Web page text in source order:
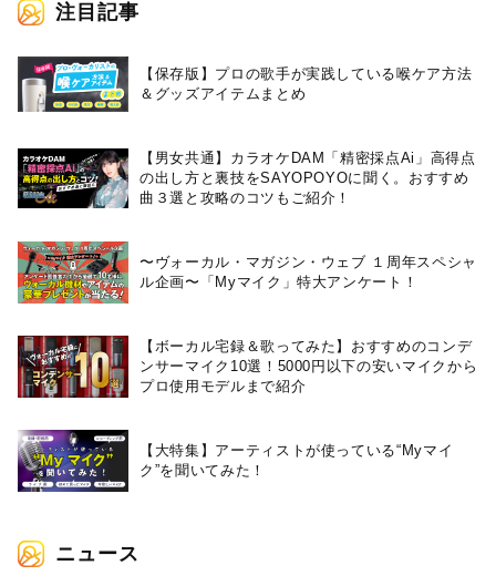
注目記事
【保存版】プロの歌手が実践している喉ケア⽅法
＆グッズアイテムまとめ
【男女共通】カラオケDAM「精密採点Ai」高得点
の出し方と裏技をSAYOPOYOに聞く。おすすめ
曲３選と攻略のコツもご紹介！
〜ヴォーカル・マガジン・ウェブ １周年スペシャ
ル企画〜「Myマイク」特大アンケート！
【ボーカル宅録＆歌ってみた】おすすめのコンデ
ンサーマイク10選！5000円以下の安いマイクから
プロ使用モデルまで紹介
【大特集】アーティストが使っている“Myマイ
ク”を聞いてみた！
ニュース